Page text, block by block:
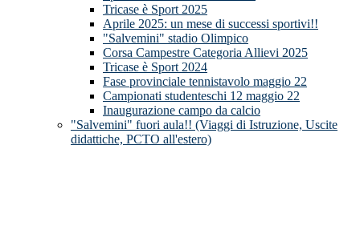
Tricase è Sport 2025
Aprile 2025: un mese di successi sportivi!!
"Salvemini" stadio Olimpico
Corsa Campestre Categoria Allievi 2025
Tricase è Sport 2024
Fase provinciale tennistavolo maggio 22
Campionati studenteschi 12 maggio 22
Inaugurazione campo da calcio
"Salvemini" fuori aula!! (Viaggi di Istruzione, Uscite
didattiche, PCTO all'estero)